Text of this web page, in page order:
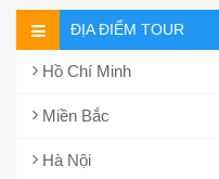
ĐỊA ĐIỂM TOUR
Hồ Chí Minh
Miền Bắc
Hà Nội